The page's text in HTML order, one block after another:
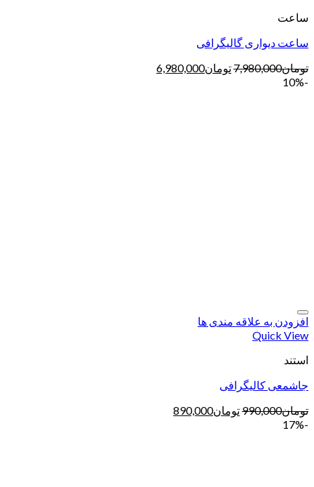
ساعت
ساعت دیواری گالیگرافی
تومان7,980,000تومان6,980,000
-10%
افزودن به علاقه مندی ها
Quick View
استند
جاشمعی کالیگرافی
تومان990,000تومان890,000
-17%